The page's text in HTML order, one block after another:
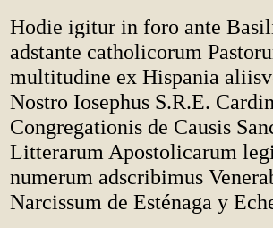
Hodie igitur in foro ante
adstante catholicorum
multitudine ex Hispania
Nostro Iosephus S.R.E.
Congregationis de Causis
Litterarum Apostolicarum
numerum adscribimus
Narcissum de Esténaga y